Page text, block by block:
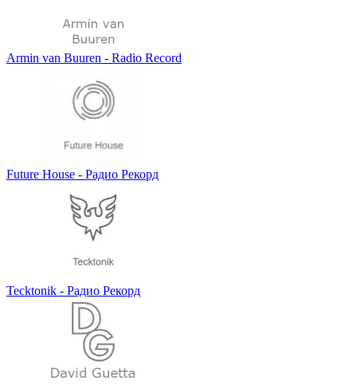
Armin van Buuren - Radio Record
Future House - Радио Рекорд
Tecktonik - Радио Рекорд